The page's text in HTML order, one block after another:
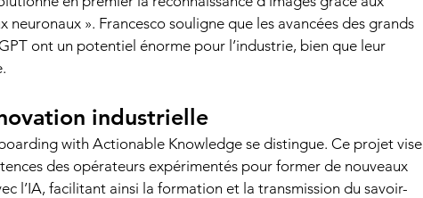
neuronaux ». Francesco souligne que les avancées des grands
ont un potentiel énorme pour l’industrie, bien que leur
industrielle
with Actionable Knowledge se distingue. Ce projet vise
des opérateurs expérimentés pour former de nouveaux
l’IA, facilitant ainsi la formation et la transmission du savoir-